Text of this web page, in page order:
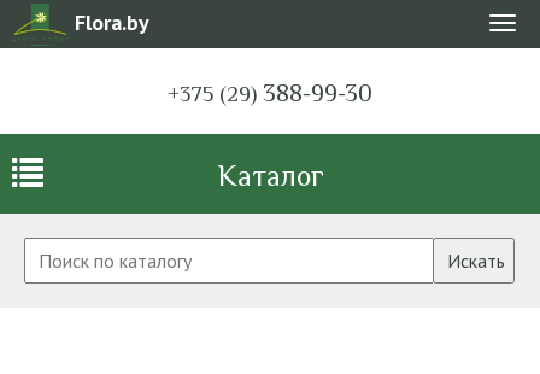
Flora.by
+375 (29) 388-99-30
Каталог
Искать